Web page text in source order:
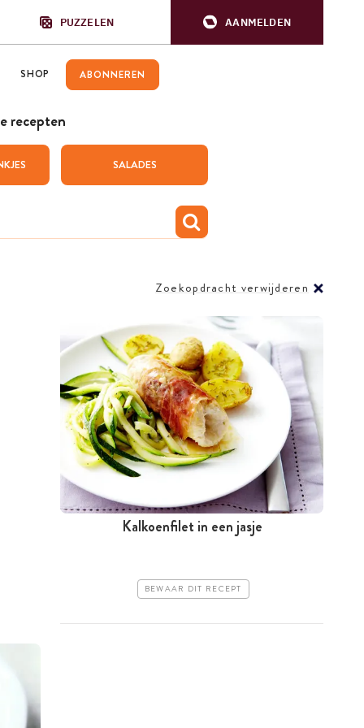
PUZZELEN AANMELDEN
SHOP ABONNEREN
recepten
SALADES
Zoekopdracht verwijderen
Kalkoenfilet in een jasje
BEWAAR DIT RECEPT